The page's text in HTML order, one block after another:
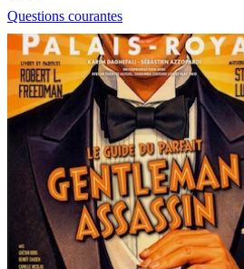
Questions courantes